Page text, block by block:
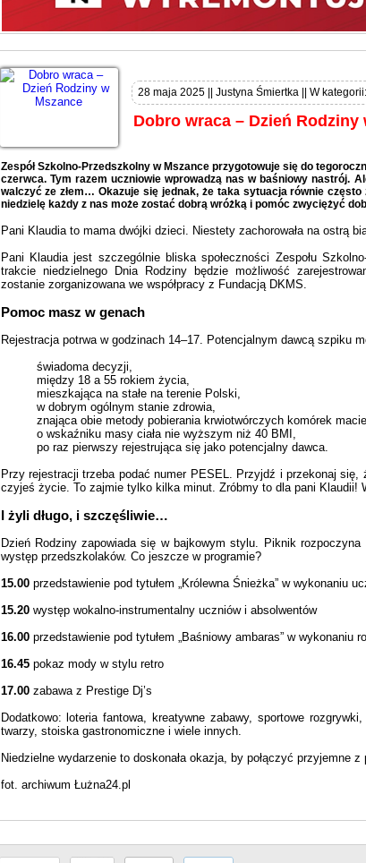
28 maja 2025 || Justyna Śmiertka || W kategorii:
Dobro wraca – Dzień Rodziny
Zespół Szkolno-Przedszkolny w Mszance przygotowuje się do
czerwca. Tym razem uczniowie wprowadzą nas w baśniowy nastrój.
walczyć ze złem… Okazuje się jednak, że taka sytuacja równie
niedzielę każdy z nas może zostać dobrą wróżką i pomóc zwyciężyć
Pani Klaudia to mama dwójki dzieci. Niestety zachorowała na ostrą
Pani Klaudia jest szczególnie bliska społeczności Zespołu
trakcie niedzielnego Dnia Rodziny będzie możliwość
zostanie zorganizowana we współpracy z Fundacją DKMS.
Pomoc masz w genach
Rejestracja potrwa w godzinach 14–17. Potencjalnym dawcą szpiku
świadoma decyzji,
między 18 a 55 rokiem życia,
mieszkająca na stałe na terenie Polski,
w dobrym ogólnym stanie zdrowia,
znająca obie metody pobierania krwiotwórczych komórek
o wskaźniku masy ciała nie wyższym niż 40 BMI,
po raz pierwszy rejestrująca się jako potencjalny dawca.
Przy rejestracji trzeba podać numer PESEL. Przyjdź i przekonaj
czyjeś życie. To zajmie tylko kilka minut. Zróbmy to dla pani Klaudii!
I żyli długo, i szczęśliwie…
Dzień Rodziny zapowiada się w bajkowym stylu. Piknik
występ przedszkolaków. Co jeszcze w programie?
15.00przedstawienie pod tytułem „Królewna Śnieżka” w wykonaniu
15.20występ wokalno-instrumentalny uczniów i absolwentów
16.00przedstawienie pod tytułem „Baśniowy ambaras” w wykonaniu
16.45pokaz mody w stylu retro
17.00zabawa z Prestige Dj’s
Dodatkowo: loteria fantowa, kreatywne zabawy, sportowe
twarzy, stoiska gastronomiczne i wiele innych.
Niedzielne wydarzenie to doskonała okazja, by połączyć przyjemne
fot. archiwum Łużna24.pl